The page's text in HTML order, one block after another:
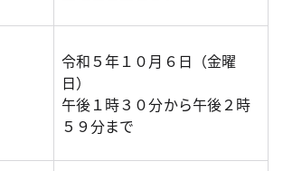
令和５年１０月６日（金曜
日）
午後１時３０分から午後２時
５９分まで